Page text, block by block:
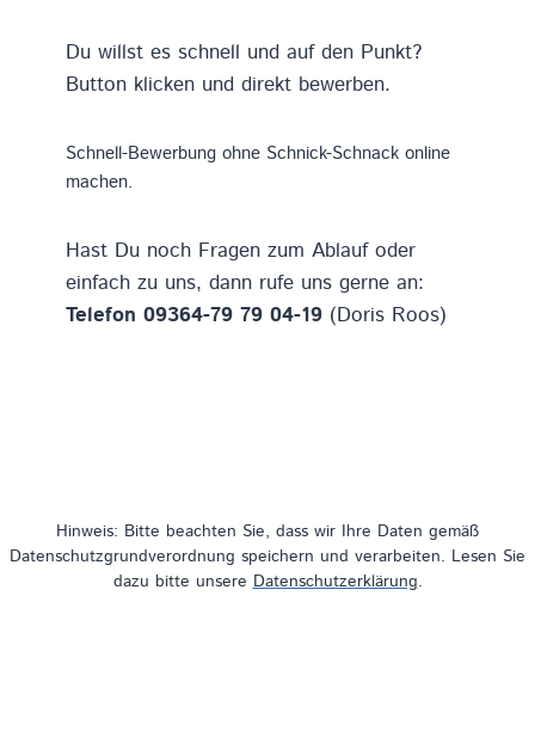
Du willst es schnell und auf den Punkt?
Button klicken und direkt bewerben.
Schnell-Bewerbung ohne Schnick-Schnack online
machen.
Hast Du noch Fragen zum Ablauf oder
einfach zu uns, dann rufe uns gerne an:
Telefon 09364-79 79 04-19 (Doris Roos)
Hinweis: Bitte beachten Sie, dass wir Ihre Daten gemäß
Datenschutzgrundverordnung speichern und verarbeiten. Lesen Sie
dazu bitte unsereDatenschutzerklärung.